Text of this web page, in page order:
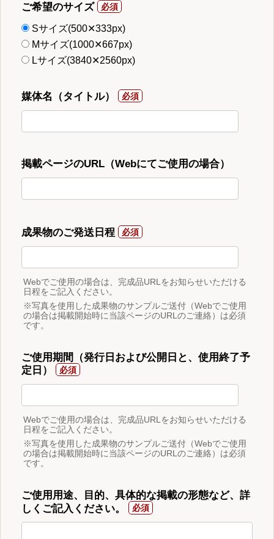
ご希望のサイズ
Sサイズ(500✕333px)
Mサイズ(1000✕667px)
Lサイズ(3840✕2560px)
媒体名（タイトル）
掲載ページのURL（Webにてご使用の場合）
成果物のご発送日程
Webでご使用の場合は、完成品URLをお知らせいただける
日程をご記入ください。
※写真を使用した成果物のサンプルご送付（Webでご使用
の場合は掲載開始時に当該ページのURLのご連絡）は必須
です。
ご使用期間（発行日および公開日と、使用終了予
定日）
Webでご使用の場合は、完成品URLをお知らせいただける
日程をご記入ください。
※写真を使用した成果物のサンプルご送付（Webでご使用
の場合は掲載開始時に当該ページのURLのご連絡）は必須
です。
ご使用用途、目的、具体的な掲載の形態など、詳
しくご記入ください。